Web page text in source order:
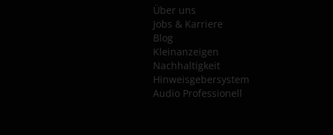
Über uns
Jobs & Karriere
Blog
Kleinanzeigen
Nachhaltigkeit
Hinweisgebersystem
Audio Professionell